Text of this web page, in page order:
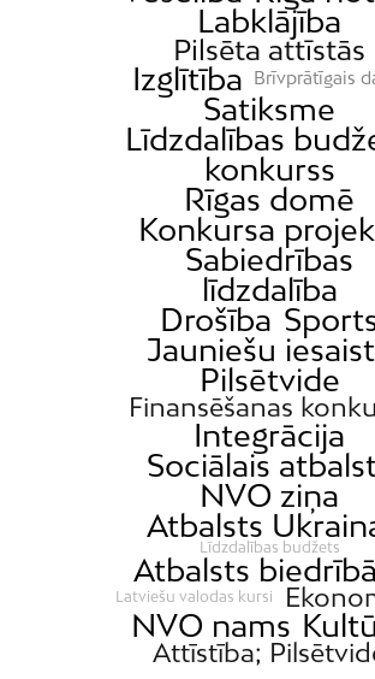
Labklājība
Pilsēta attīstās
Izglītība Brīvprātīgais
Satiksme
Līdzdalības
konkurss
Rīgas domē
Konkursa
Sabiedrības
līdzdalība
Drošība
Jauniešu
Pilsētvide
Finansēšanas
Integrācija
Sociālais
NVO ziņa
Atbalsts
Līdzdalības budžets
Atbalsts
Latviešu valodas kursi
NVO nams
Attīstība;